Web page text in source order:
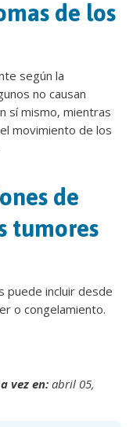
de los
según la
no causan
sí mismo, mientras
movimiento de los
de
tumores
puede incluir desde
o congelamiento.
vez en: abril 05,